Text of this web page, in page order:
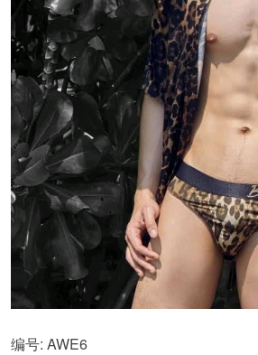
编号: AWE6